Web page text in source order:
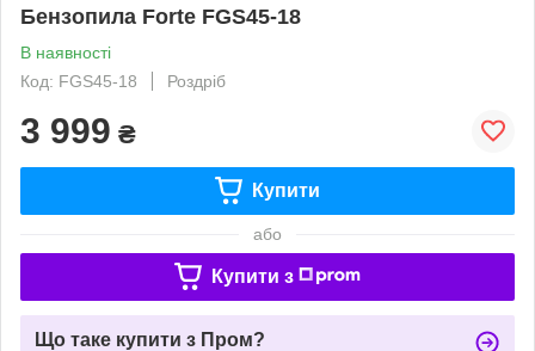
Бензопила Forte FGS45-18
В наявності
Код: FGS45-18
Роздріб
3 999 ₴
Купити
або
Купити з
Що таке купити з Пром?